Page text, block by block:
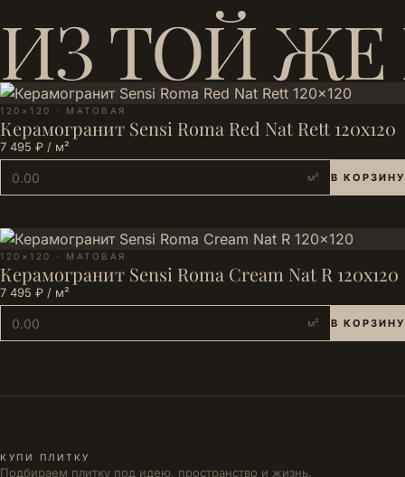
ИЗ ТОЙ ЖЕ
120×120 · МАТОВАЯ
Керамогранит Sensi Roma Red Nat Rett 120x120
7 495 ₽ / м²
м² В КОРЗИНУ
120×120 · МАТОВАЯ
Керамогранит Sensi Roma Cream Nat R 120x120
7 495 ₽ / м²
м² В КОРЗИНУ
КУПИ ПЛИТКУ
Подбираем плитку под идею, пространство и жизнь.